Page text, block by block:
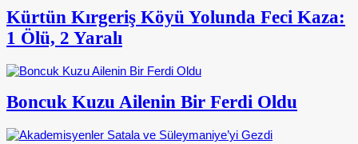
Kürtün Kırgeriş Köyü Yolunda Feci Kaza:
1 Ölü, 2 Yaralı
Boncuk Kuzu Ailenin Bir Ferdi Oldu